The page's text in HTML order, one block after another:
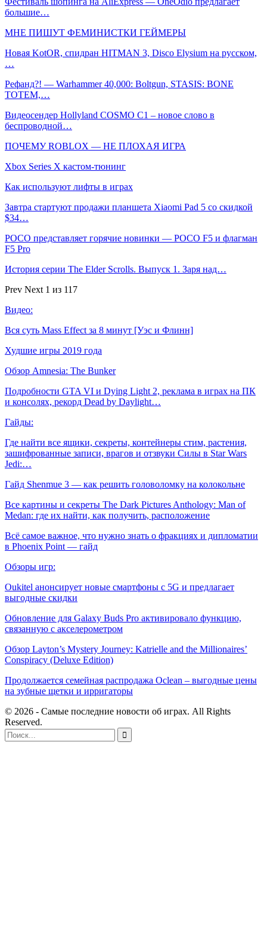
большие…
МНЕ ПИШУТ ФЕМИНИСТКИ ГЕЙМЕРЫ
Новая KotOR, спидран HITMAN 3, Disco Elysium на русском,
…
Рефанд?! — Warhammer 40,000: Boltgun, STASIS: BONE
TOTEM,…
Видеосендер Hollyland COSMO C1 – новое слово в
беспроводной…
ПОЧЕМУ ROBLOX — НЕ ПЛОХАЯ ИГРА
Xbox Series X кастом-тюнинг
Как используют лифты в играх
Завтра стартуют продажи планшета Xiaomi Pad 5 со скидкой
$34…
POCO представляет горячие новинки — POCO F5 и флагман
F5 Pro
История серии The Elder Scrolls. Выпуск 1. Заря над…
Prev Next 1 из 117
Видео:
Вся суть Mass Effect за 8 минут [Уэс и Флинн]
Худшие игры 2019 года
Обзор Amnesia: The Bunker
Подробности GTA VI и Dying Light 2, реклама в играх на ПК
и консолях, рекорд Dead by Daylight…
Гайды:
Где найти все ящики, секреты, контейнеры стим, растения,
зашифрованные записи, врагов и отзвуки Силы в Star Wars
Jedi:…
Гайд Shenmue 3 — как решить головоломку на колокольне
Все картины и секреты The Dark Pictures Anthology: Man of
Medan: где их найти, как получить, расположение
Всё самое важное, что нужно знать о фракциях и дипломатии
в Phoenix Point — гайд
Обзоры игр:
Oukitel анонсирует новые смартфоны с 5G и предлагает
выгодные скидки
Обновление для Galaxy Buds Pro активировало функцию,
связанную с акселерометром
Обзор Layton’s Mystery Journey: Katrielle and the Millionaires’
Conspiracy (Deluxe Edition)
Продолжается семейная распродажа Oclean – выгодные цены
на зубные щетки и ирригаторы
© 2026 - Самые последние новости об играх. All Rights
Reserved.